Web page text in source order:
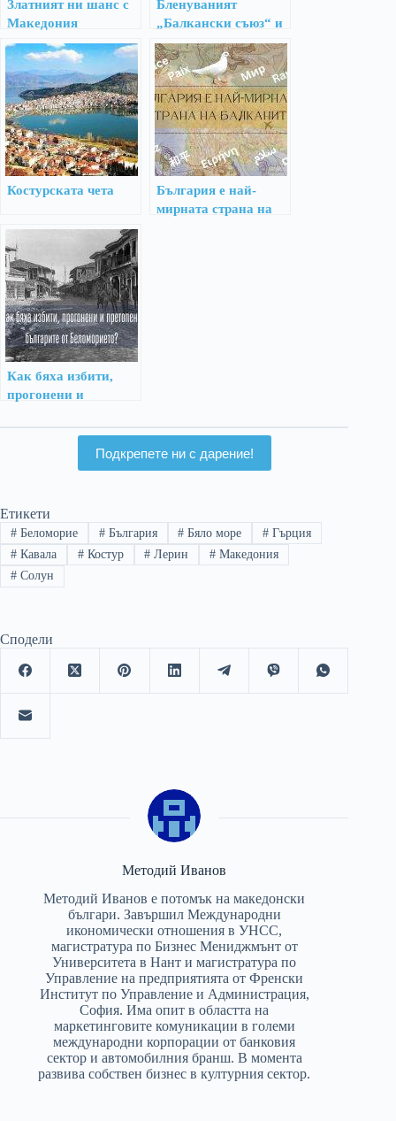
Златният ни шанс с
Македония
Бленуваният
„Балкански съюз“ и
антибългарщината
Костурската чета
България е най-
мирната страна на
Как бяха избити,
прогонени и
от Беломорието?
Подкрепете ни с дарение!
Етикети
#Беломорие #България # Бяло море # Гърция
#Кавала #Костур # Лерин # Македония
#Солун
Сподели
Методий Иванов
Методий Иванов е потомък на македонски
българи. Завършил Международни
икономически отношения в УНСС,
магистратура по Бизнес Мениджмънт от
Университета в Нант и магистратура по
Управление на предприятията от Френски
Институт по Управление и Администрация,
София. Има опит в областта на
маркетинговите комуникации в големи
международни корпорации от банковия
сектор и автомобилния бранш. В момента
развива собствен бизнес в културния сектор.